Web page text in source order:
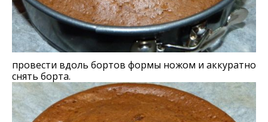
провести вдоль бортов формы ножом и аккуратно
снять борта.